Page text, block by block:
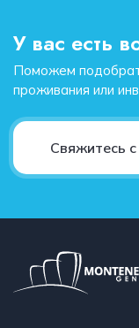
У вас есть
Поможем
проживания или
Свяжитесь